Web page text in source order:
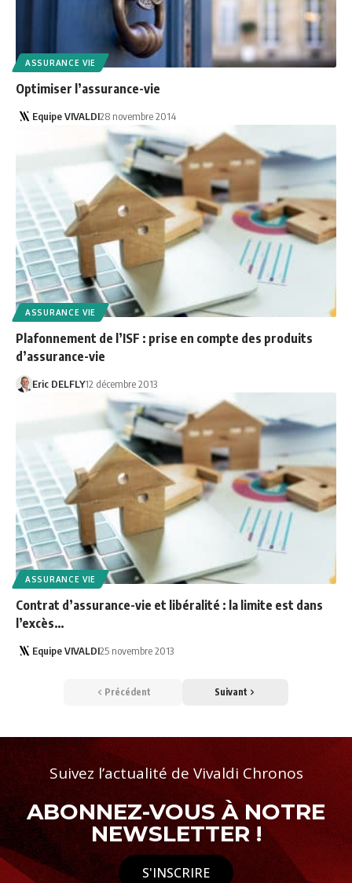
ASSURANCE VIE
Optimiser l’assurance-vie
Equipe VIVALDI28 novembre 2014
ASSURANCE VIE
Plafonnement de l’ISF : prise en compte des produits
d’assurance-vie
Eric DELFLY12 décembre 2013
ASSURANCE VIE
Contrat d’assurance-vie et libéralité : la limite est dans
l’excès…
Equipe VIVALDI25 novembre 2013
Précédent Suivant
Suivez l’actualité de Vivaldi Chronos
ABONNEZ-VOUS À NOTRE
NEWSLETTER !
S'INSCRIRE